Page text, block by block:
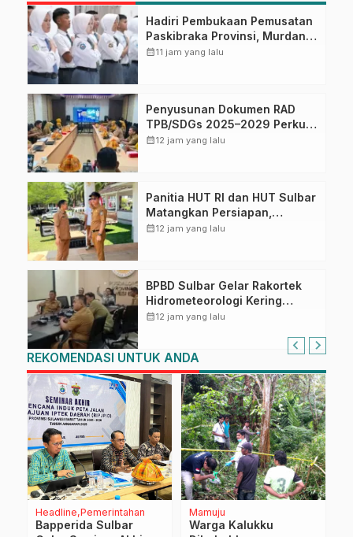
Hadiri Pembukaan Pemusatan
Paskibraka Provinsi, Murdanil:
Ini Membentuk Karakter
calendar_month11 jam yang lalu
Penyusunan Dokumen RAD
TPB/SDGs 2025–2029 Perkuat
Arah Pembangunan
calendar_month12 jam yang lalu
Panitia HUT RI dan HUT Sulbar
Matangkan Persiapan,
Berbagai Lomba Akan
calendar_month12 jam yang lalu
BPBD Sulbar Gelar Rakortek
Hidrometeorologi Kering
2026, Perkuat Kesiapsiagaan
calendar_month12 jam yang lalu
REKOMENDASI UNTUK ANDA
Headline Pemerintahan
Bapperida Sulbar
Mamuju
Warga Kalukku